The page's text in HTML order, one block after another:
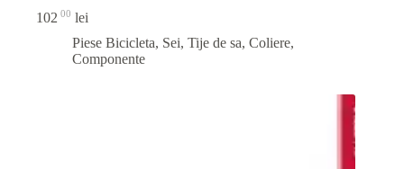
102 00 lei
Piese Bicicleta, Sei, Tije de sa, Coliere,
Componente